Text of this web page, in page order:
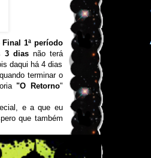
Final 1ª período
3 diasnão terá
daqui há 4 dias
quando terminar o
"O Retorno"
e a que eu
que também